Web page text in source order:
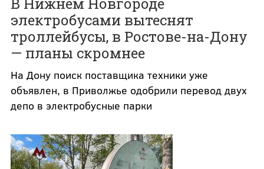
электробусами вытеснят
троллейбусы, в Ростове-на-Дону
— планы скромнее
На Дону поиск поставщика техники уже
объявлен, в Приволжье одобрили перевод двух
депо в электробусные парки